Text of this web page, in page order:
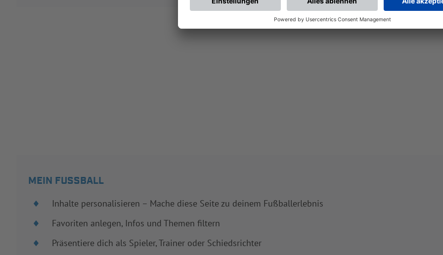
MEIN FUSSBALL
Inhalte personalisieren – Mache diese Seite zu deinem Fußballerlebnis
Favoriten anlegen, Infos und Themen filtern
Präsentiere dich als Spieler, Trainer oder Schiedsrichter